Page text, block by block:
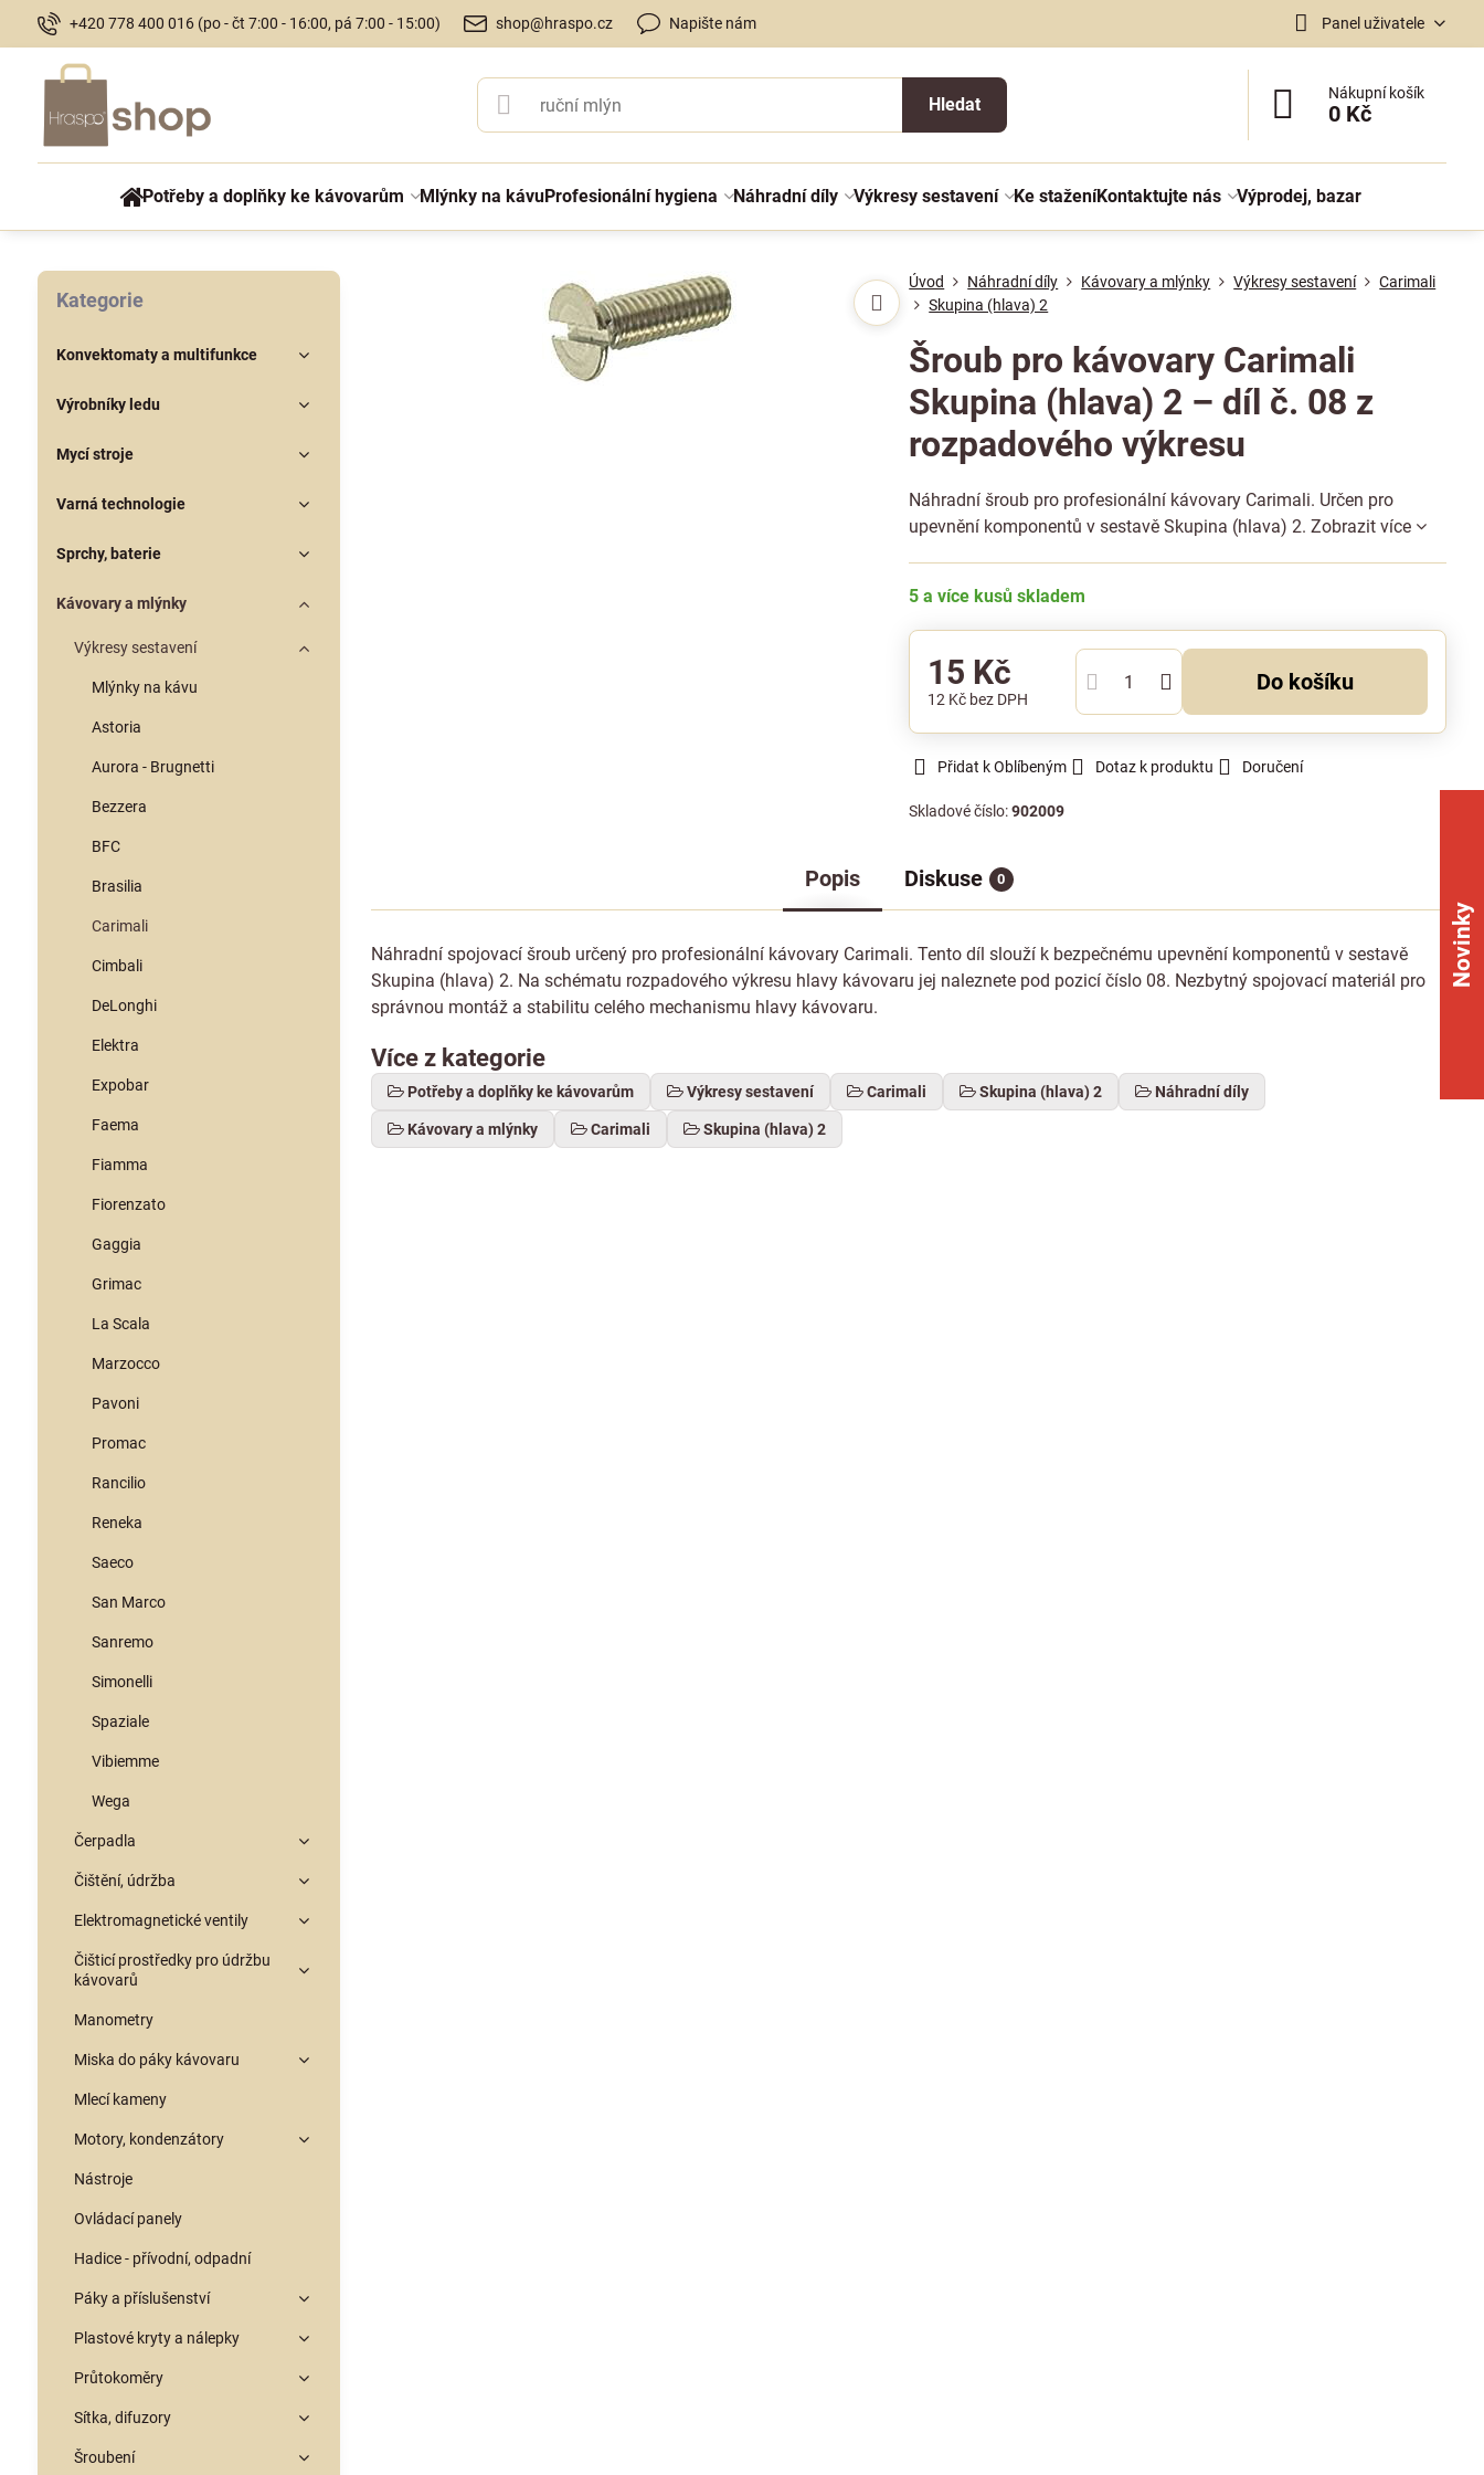
+420 778 400 016 (po - čt 7:00 - 16:00, pá 7:00 - 15:00) shop@hraspo.cz Napište nám Panel uživatele
Hledat
Nákupní košík
0 Kč
Potřeby a doplňky ke kávovarům Mlýnky na kávuProfesionální hygiena Náhradní díly Výkresy sestavení Ke staženíKontaktujte nás Výprodej, bazar
Úvod Náhradní díly Kávovary a mlýnky Výkresy sestavení
Carimali
Skupina (hlava) 2
Šroub pro kávovary Carimali
Skupina (hlava) 2 – díl č. 08 z
rozpadového výkresu
Náhradní šroub pro profesionální kávovary Carimali. Určen pro
upevnění komponentů v sestavě Skupina (hlava) 2.Zobrazit více
5 a více kusů skladem
15 Kč
12 Kč bez DPH
Do košíku
Přidat k Oblíbeným Dotaz k produktu Doručení
Skladové číslo:902009
Popis Diskuse 0
Náhradní spojovací šroub určený pro profesionální kávovary Carimali. Tento díl slouží k bezpečnému upevnění komponentů v sestavě
Skupina (hlava) 2. Na schématu rozpadového výkresu hlavy kávovaru jej naleznete pod pozicí číslo 08. Nezbytný spojovací materiál pro
správnou montáž a stabilitu celého mechanismu hlavy kávovaru.
Více z kategorie
Potřeby a doplňky ke kávovarům Výkresy sestavení Carimali Skupina (hlava) 2 Náhradní díly
Kávovary a mlýnky Carimali Skupina (hlava) 2
Kategorie
Konvektomaty a multifunkce
Výrobníky ledu
Mycí stroje
Varná technologie
Sprchy, baterie
Kávovary a mlýnky
Výkresy sestavení
Mlýnky na kávu
Astoria
Aurora - Brugnetti
Bezzera
BFC
Brasilia
Carimali
Cimbali
DeLonghi
Elektra
Expobar
Faema
Fiamma
Fiorenzato
Gaggia
Grimac
La Scala
Marzocco
Pavoni
Promac
Rancilio
Reneka
Saeco
San Marco
Sanremo
Simonelli
Spaziale
Vibiemme
Wega
Čerpadla
Čištění, údržba
Elektromagnetické ventily
Čišticí prostředky pro údržbu
kávovarů
Manometry
Miska do páky kávovaru
Mlecí kameny
Motory, kondenzátory
Nástroje
Ovládací panely
Hadice - přívodní, odpadní
Páky a příslušenství
Plastové kryty a nálepky
Průtokoměry
Sítka, difuzory
Šroubení
Novinky